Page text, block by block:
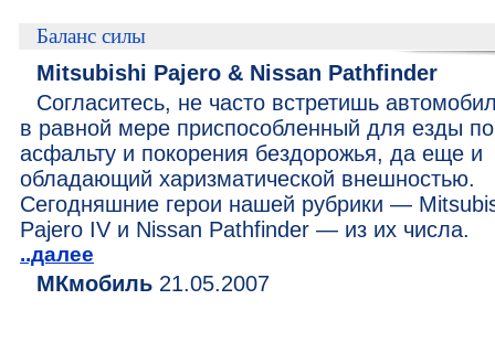
Баланс силы
Mitsubishi Pajero & Nissan Pathfinder
Согласитесь, не часто встретишь
в равной мере приспособленный для езды по
асфальту и покорения бездорожья, да еще и
обладающий харизматической внешностью.
Сегодняшние герои нашей рубрики —
Pajero IV и Nissan Pathfinder — из их числа.
..далее
МКмобиль 21.05.2007